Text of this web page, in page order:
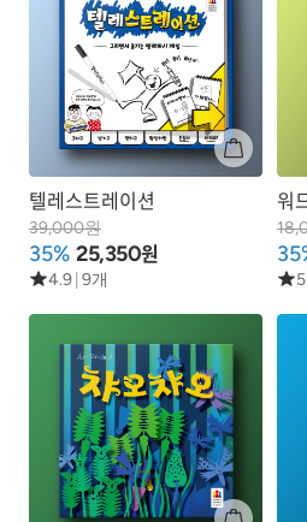
텔레스트레이션
39,000원
35% 25,350원
4.9 9개
워